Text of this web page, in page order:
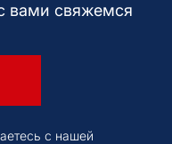
вами свяжемся
с нашей